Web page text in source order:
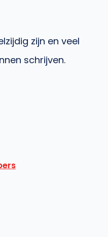
zijn en veel
schrijven.